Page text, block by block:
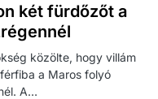
két fürdőzőt a
közölte, hogy villám
a Maros folyó
A…